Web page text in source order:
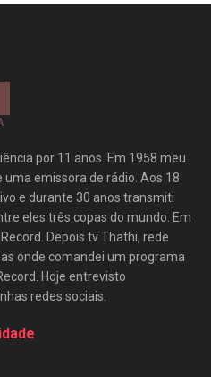
por 11 anos. Em 1958 meu
emissora de rádio. Aos 18
e durante 30 anos transmiti
eles três copas do mundo. Em
Depois tv Thathi, rede
onde comandei um programa
Hoje entrevisto
redes sociais.